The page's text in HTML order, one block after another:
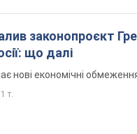
законопроєкт
що далі
нові економічні
т.